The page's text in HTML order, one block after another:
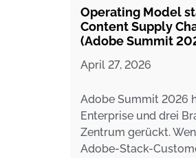
Operating Model
Content Supply
(Adobe Summit
April 27, 2026
Adobe Summit 2026
Enterprise und drei
Zentrum gerückt.
Adobe-Stack-